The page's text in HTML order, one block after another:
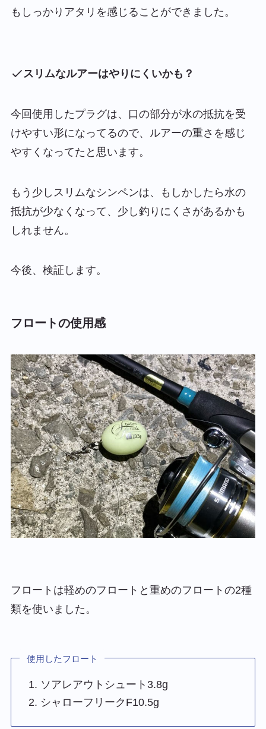
もしっかりアタリを感じることができました。
スリムなルアーはやりにくいかも？
今回使用したプラグは、口の部分が水の抵抗を受
けやすい形になってるので、ルアーの重さを感じ
やすくなってたと思います。
もう少しスリムなシンペンは、もしかしたら水の
抵抗が少なくなって、少し釣りにくさがあるかも
しれません。
今後、検証します。
フロートの使用感
フロートは軽めのフロートと重めのフロートの2種
類を使いました。
使用したフロート
ソアレアウトシュート3.8g
シャローフリークF10.5g